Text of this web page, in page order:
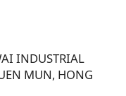
INDUSTRIAL
MUN, HONG